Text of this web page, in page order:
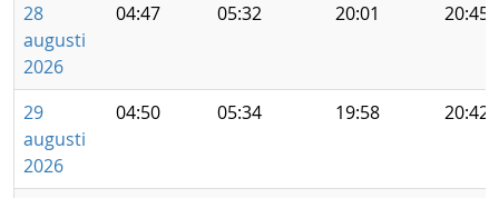
28
augusti
2026
04:47 05:32 20:01 20:45
29
augusti
2026
04:50 05:34 19:58 20:42